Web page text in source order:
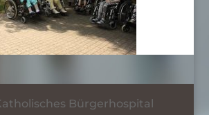
Bürgerhospital